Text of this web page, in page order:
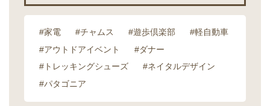
#家電 #チャムス #遊歩倶楽部
#軽自動車
#アウトドアイベント
#ダナー
#トレッキングシューズ
#ネイタルデザイン
#パタゴニア